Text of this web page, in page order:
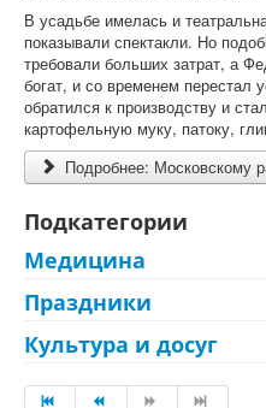
В усадьбе имелась и
показывали спектакли. Но
требовали больших затрат, а
богат, и со временем перестал
обратился к производству и
картофельную муку, патоку,
Подробнее: Московскому
Подкатегории
Медицина
Праздники
Культура и досуг